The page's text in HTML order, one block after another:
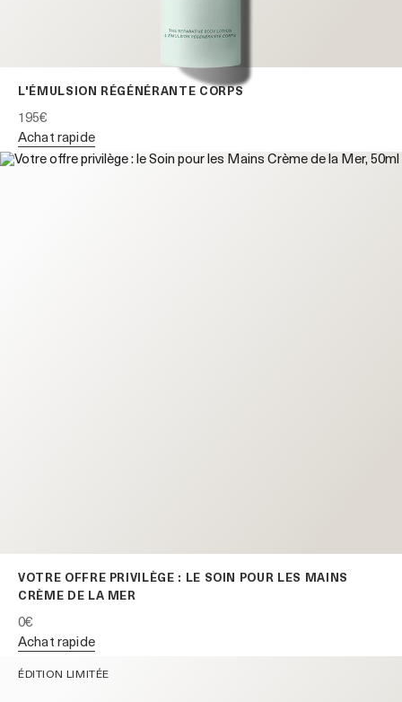
L'ÉMULSION RÉGÉNÉRANTE CORPS
195€
achat rapide
VOTRE OFFRE PRIVILÈGE : LE SOIN POUR LES MAINS
CRÈME DE LA MER
0€
achat rapide
ÉDITION LIMITÉE